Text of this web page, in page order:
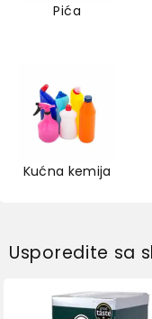
Pića
Kućna kemija
Usporedite sa